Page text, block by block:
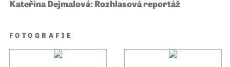
Kateřina Dejmalová: Rozhlasová reportáž
FOTOGRAFIE